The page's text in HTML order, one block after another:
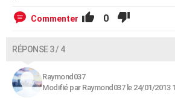
Commenter 0
RÉPONSE 3 / 4
Raymond037
Modifié par Raymond037 le 24/01/2013